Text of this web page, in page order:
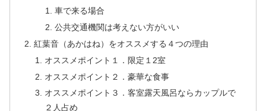
車で来る場合
公共交通機関は考えない方がいい
紅葉音（あかはね）をオススメする４つの理由
オススメポイント１．限定１2室
オススメポイント２．豪華な食事
オススメポイント３．客室露天風呂ならカップルで
２人占め